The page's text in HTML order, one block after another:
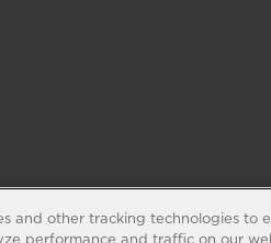
and other tracking technologies to